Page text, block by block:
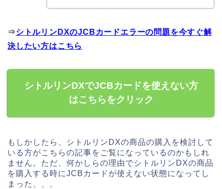
⇒シトルリンDXのJCBカードエラーの問題を今すぐ解
決したい方はこちら
シトルリンDXでJCBカードを使えない方
はこちらをクリック
もしかしたら、シトルリンDXの商品の購入を検討して
いる方がこちらの記事をご覧になっているのかもしれ
ません。ただ、何かしらの理由でシトルリンDXの商品
を購入する時にJCBカードが使えない状態になってし
まった、、、